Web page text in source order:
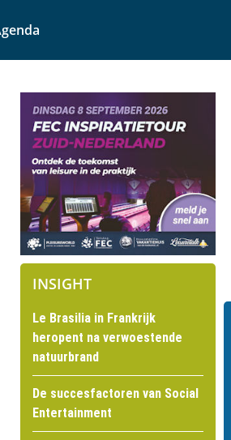
INSIGHT
Le Brasilia in Frankrijk
heropent na verwoestende
natuurbrand
De succesfactoren van Social
Entertainment